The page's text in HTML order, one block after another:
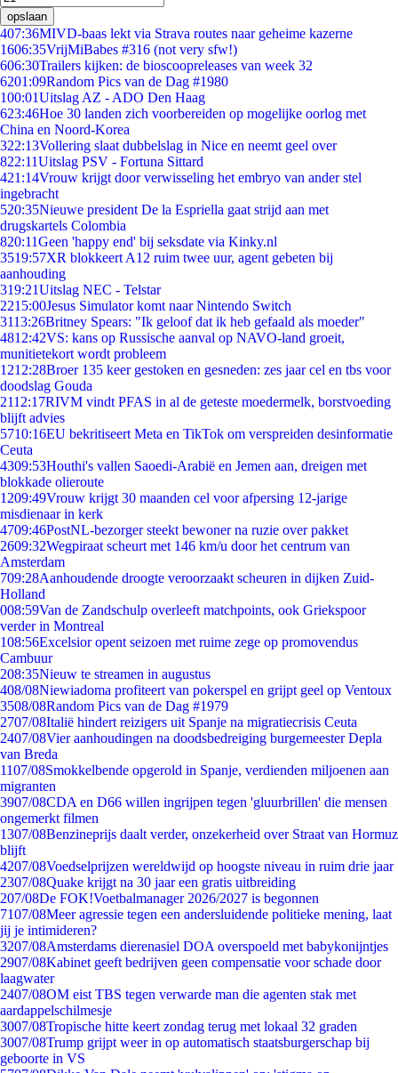
opslaan
407:36MIVD-baas lekt via Strava routes naar geheime kazerne
1606:35VrijMiBabes #316 (not very sfw!)
606:30Trailers kijken: de bioscoopreleases van week 32
6201:09Random Pics van de Dag #1980
100:01Uitslag AZ - ADO Den Haag
623:46Hoe 30 landen zich voorbereiden op mogelijke oorlog met
China en Noord-Korea
322:13Vollering slaat dubbelslag in Nice en neemt geel over
822:11Uitslag PSV - Fortuna Sittard
421:14Vrouw krijgt door verwisseling het embryo van ander stel
ingebracht
520:35Nieuwe president De la Espriella gaat strijd aan met
drugskartels Colombia
820:11Geen 'happy end' bij seksdate via Kinky.nl
3519:57XR blokkeert A12 ruim twee uur, agent gebeten bij
aanhouding
319:21Uitslag NEC - Telstar
2215:00Jesus Simulator komt naar Nintendo Switch
3113:26Britney Spears: "Ik geloof dat ik heb gefaald als moeder"
4812:42VS: kans op Russische aanval op NAVO-land groeit,
munitietekort wordt probleem
1212:28Broer 135 keer gestoken en gesneden: zes jaar cel en tbs voor
doodslag Gouda
2112:17RIVM vindt PFAS in al de geteste moedermelk, borstvoeding
blijft advies
5710:16EU bekritiseert Meta en TikTok om verspreiden desinformatie
Ceuta
4309:53Houthi's vallen Saoedi-Arabië en Jemen aan, dreigen met
blokkade olieroute
1209:49Vrouw krijgt 30 maanden cel voor afpersing 12-jarige
misdienaar in kerk
4709:46PostNL-bezorger steekt bewoner na ruzie over pakket
2609:32Wegpiraat scheurt met 146 km/u door het centrum van
Amsterdam
709:28Aanhoudende droogte veroorzaakt scheuren in dijken Zuid-
Holland
008:59Van de Zandschulp overleeft matchpoints, ook Griekspoor
verder in Montreal
108:56Excelsior opent seizoen met ruime zege op promovendus
Cambuur
208:35Nieuw te streamen in augustus
408/08Niewiadoma profiteert van pokerspel en grijpt geel op Ventoux
3508/08Random Pics van de Dag #1979
2707/08Italië hindert reizigers uit Spanje na migratiecrisis Ceuta
2407/08Vier aanhoudingen na doodsbedreiging burgemeester Depla
van Breda
1107/08Smokkelbende opgerold in Spanje, verdienden miljoenen aan
migranten
3907/08CDA en D66 willen ingrijpen tegen 'gluurbrillen' die mensen
ongemerkt filmen
1307/08Benzineprijs daalt verder, onzekerheid over Straat van Hormuz
blijft
4207/08Voedselprijzen wereldwijd op hoogste niveau in ruim drie jaar
2307/08Quake krijgt na 30 jaar een gratis uitbreiding
207/08De FOK!Voetbalmanager 2026/2027 is begonnen
7107/08Meer agressie tegen een andersluidende politieke mening, laat
jij je intimideren?
3207/08Amsterdams dierenasiel DOA overspoeld met babykonijntjes
2907/08Kabinet geeft bedrijven geen compensatie voor schade door
laagwater
2407/08OM eist TBS tegen verwarde man die agenten stak met
aardappelschilmesje
3007/08Tropische hitte keert zondag terug met lokaal 32 graden
3007/08Trump grijpt weer in op automatisch staatsburgerschap bij
geboorte in VS